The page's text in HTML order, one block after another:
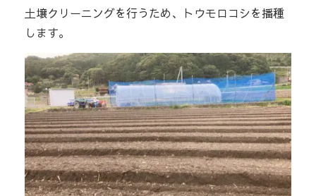
土壌クリーニングを行うため、トウモロコシを播種
します。